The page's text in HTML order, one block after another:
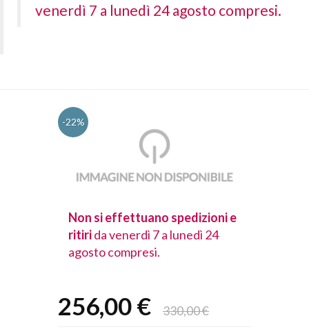
venerdì 7 a lunedì 24 agosto compresi.
-22%
Non si effettuano spedizioni e
ritirida venerdì 7 a lunedì 24
agosto compresi.
256,00 € 330,00 €